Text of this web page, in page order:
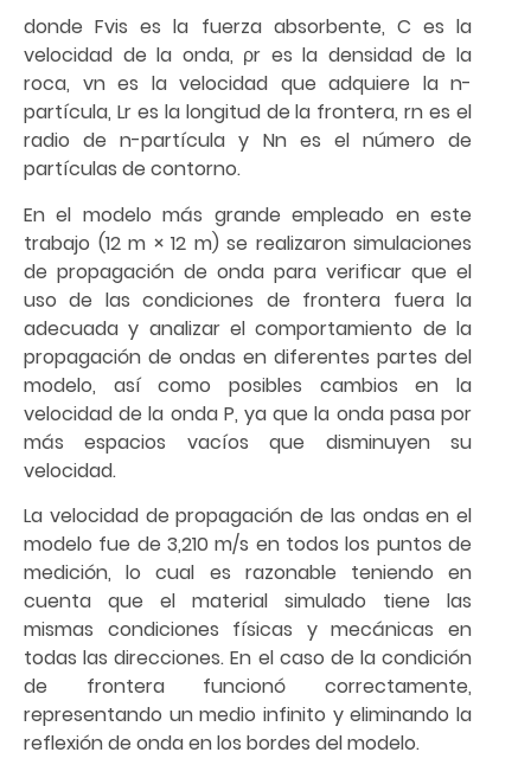
donde Fvis es la fuerza absorbente, C es la
velocidad de la onda, ρr es la densidad de la
roca, vn es la velocidad que adquiere la n-
partícula, Lr es la longitud de la frontera, rn es el
radio de n-partícula y Nn es el número de
partículas de contorno.
En el modelo más grande empleado en este
trabajo (12 m × 12 m) se realizaron simulaciones
de propagación de onda para verificar que el
uso de las condiciones de frontera fuera la
adecuada y analizar el comportamiento de la
propagación de ondas en diferentes partes del
modelo, así como posibles cambios en la
velocidad de la onda P, ya que la onda pasa por
más espacios vacíos que disminuyen su
velocidad.
La velocidad de propagación de las ondas en el
modelo fue de 3,210 m/s en todos los puntos de
medición, lo cual es razonable teniendo en
cuenta que el material simulado tiene las
mismas condiciones físicas y mecánicas en
todas las direcciones. En el caso de la condición
de frontera funcionó correctamente,
representando un medio infinito y eliminando la
reflexión de onda en los bordes del modelo.